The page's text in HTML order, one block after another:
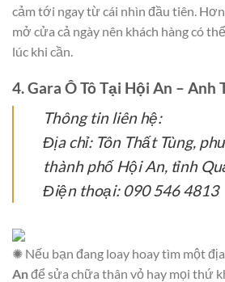
cảm tới ngay từ cái nhìn đầu tiên.
mở cửa cả ngày nên khách hàng có
lúc khi cần.
4. Gara Ô Tô Tại Hội An – Anh
Thông tin liên hệ:
Địa chỉ: Tôn Thất Tùng,
thành phố Hội An, tỉnh
Điện thoại: 090 546 4813
✺ Nếu bạn đang loay hoay tìm một
Anđể sửa chữa thân vỏ hay mọi thứ